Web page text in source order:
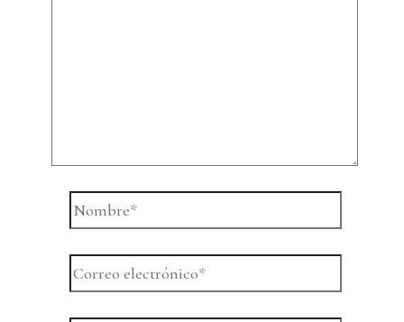
Nombre*
Correo